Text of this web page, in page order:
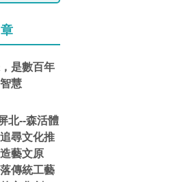
是數百年
慧
北--森活體
尋文化推
藝文原
傳統工藝